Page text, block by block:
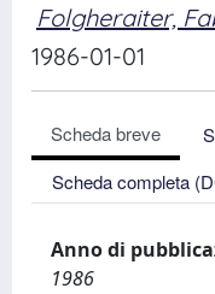
Folgheraiter,
1986-01-01
Scheda breve
Scheda completa
Anno di
1986